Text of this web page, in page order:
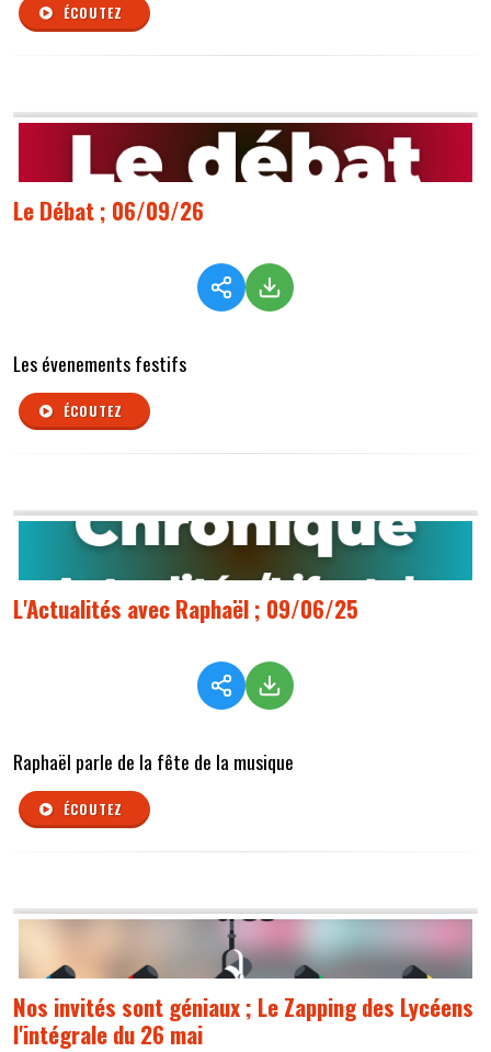
ÉCOUTEZ
Le Débat ; 06/09/26
Les évenements festifs
ÉCOUTEZ
L'Actualités avec Raphaël ; 09/06/25
Raphaël parle de la fête de la musique
ÉCOUTEZ
Nos invités sont géniaux ; Le Zapping des Lycéens
l'intégrale du 26 mai